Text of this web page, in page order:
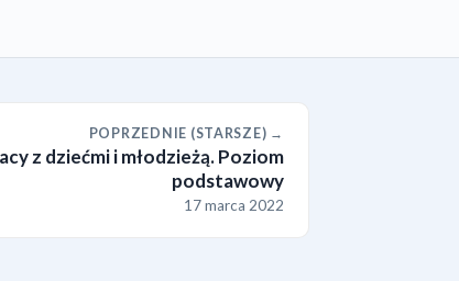
POPRZEDNIE (STARSZE) →
z dziećmi i młodzieżą. Poziom
podstawowy
17 marca 2022